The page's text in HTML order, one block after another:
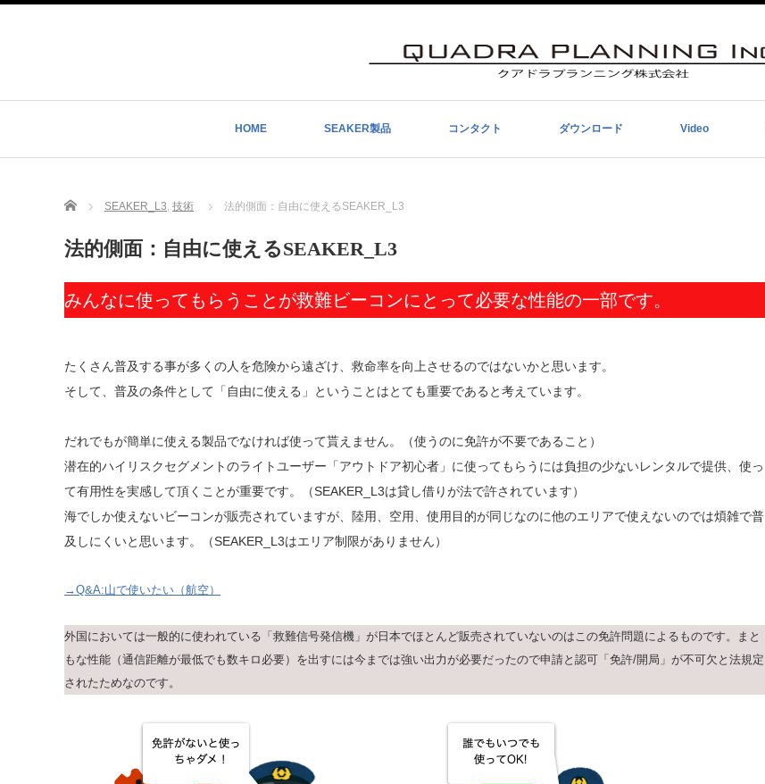
HOME SEAKER製品 コンタクト ダウンロード Video
Home SEAKER_L3, 技術 法的側面：自由に使えるSEAKER_L3
法的側面：自由に使えるSEAKER_L3
みんなに使ってもらうことが救難ビーコンにとって必要な性能の一部です。
たくさん普及する事が多くの人を危険から遠ざけ、救命率を向上させるのではないかと思います。
そして、普及の条件として「自由に使える」ということはとても重要であると考えています。
だれでもが簡単に使える製品でなければ使って貰えません。（使うのに免許が不要であること）
潜在的ハイリスクセグメントのライトユーザー「アウトドア初心者」に使ってもらうには負担の少ないレンタルで提供、使っ
て有用性を実感して頂くことが重要です。（SEAKER_L3は貸し借りが法で許されています）
海でしか使えないビーコンが販売されていますが、陸用、空用、使用目的が同じなのに他のエリアで使えないのでは煩雑で普
及しにくいと思います。（SEAKER_L3はエリア制限がありません）
→Q&A:山で使いたい（航空）
外国においては一般的に使われている「救難信号発信機」が日本でほとんど販売されていないのはこの免許問題によるものです。まと
もな性能（通信距離が最低でも数キロ必要）を出すには今までは強い出力が必要だったので申請と認可「免許/開局」が不可欠と法規定
されたためなのです。